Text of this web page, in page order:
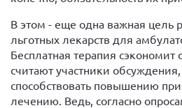
В этом - еще одна важная цель
льготных лекарств для
Бесплатная терапия сэкономит
считают участники
способствовать повышению
лечению. Ведь, согласно